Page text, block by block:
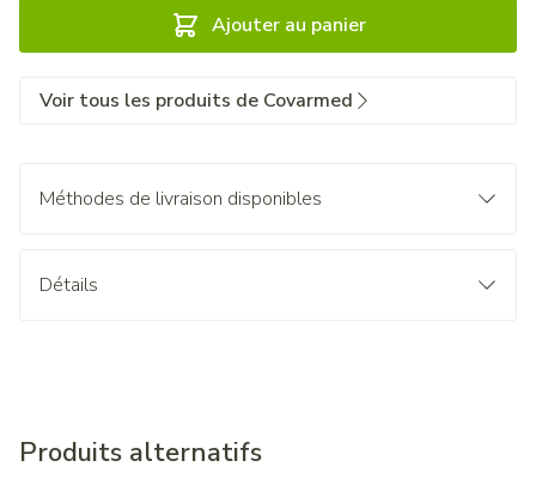
Ajouter au panier
Voir tous les produits de Covarmed
Méthodes de livraison disponibles
Détails
Produits alternatifs